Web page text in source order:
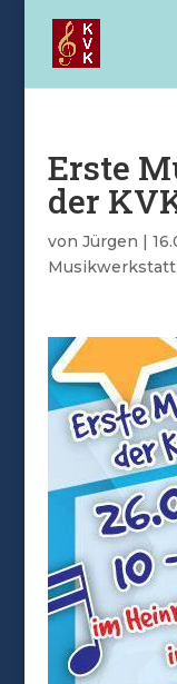
Erste
der
von Jürgen |
Musikwerkstatt